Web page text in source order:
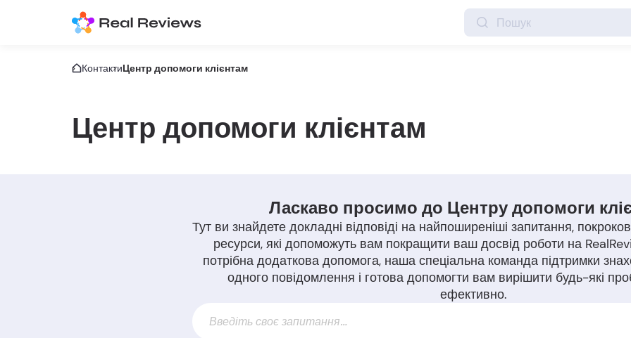
КонтактиЦентр допомоги клієнтам
Центр допомоги клієнтам
Ласкаво просимо до Центру допомоги
Тут ви знайдете докладні відповіді на найпоширеніші запитання, покрокові
ресурси, які допоможуть вам покращити ваш досвід роботи на
потрібна додаткова допомога, наша спеціальна команда підтримки
одного повідомлення і готова допомогти вам вирішити будь-які
ефективно.